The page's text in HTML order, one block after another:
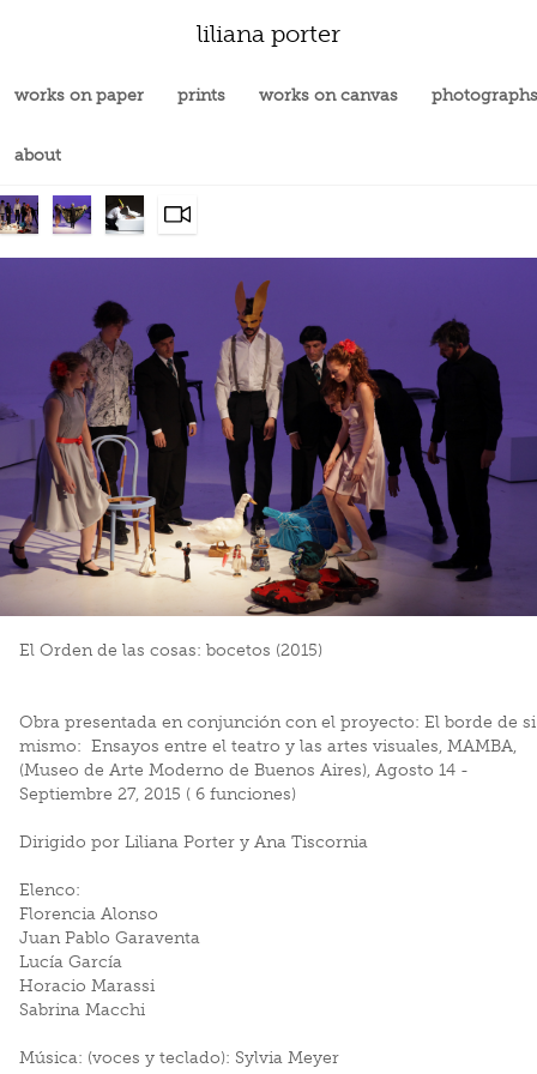
liliana porter
works on paper prints works on canvas photographs
about
El Orden de las cosas: bocetos (2015)
Obra presentada en conjunción con el proyecto: El borde de si
mismo: Ensayos entre el teatro y las artes visuales, MAMBA,
(Museo de Arte Moderno de Buenos Aires), Agosto 14 -
Septiembre 27, 2015 ( 6 funciones)
Dirigido por Liliana Porter y Ana Tiscornia
Elenco:
Florencia Alonso
Juan Pablo Garaventa
Lucía García
Horacio Marassi
Sabrina Macchi
Música: (voces y teclado): Sylvia Meyer